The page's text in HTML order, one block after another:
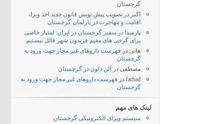
گرجستان
اکبر در تصویب پیش نویس قانون جدید اخذ ویزا،
اقامت و مهاجرت در پارلمان گرجستان
پارمیدا در سفیر گرجستان در ایران: امتیاز خاصی
برای گرجی های مقیم فریدون شهر قائل نیستیم
هانی در فهرست داروهای غیر مجاز جهت ورود به
گرجستان
مصطفی در
آلن دلون در گرجستان
farhad در فهرست داروهای غیر مجاز جهت ورود به
گرجستان
لینک های مهم
سیستم ویزای الکترونیکی گرجستان